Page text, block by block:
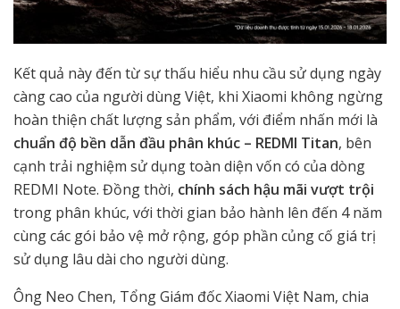
Kết quả này đến từ sự thấu hiểu nhu cầu sử dụng ngày
càng cao của người dùng Việt, khi Xiaomi không ngừng
hoàn thiện chất lượng sản phẩm, với điểm nhấn mới là
chuẩn độ bền dẫn đầu phân khúc – REDMI Titan, bên
cạnh trải nghiệm sử dụng toàn diện vốn có của dòng
REDMI Note. Đồng thời, chính sách hậu mãi vượt trội
trong phân khúc, với thời gian bảo hành lên đến 4 năm
cùng các gói bảo vệ mở rộng, góp phần củng cố giá trị
sử dụng lâu dài cho người dùng.
Ông Neo Chen, Tổng Giám đốc Xiaomi Việt Nam, chia